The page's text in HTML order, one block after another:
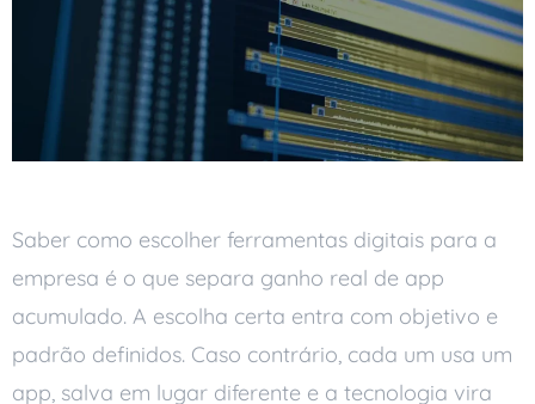
Saber como escolher ferramentas digitais para a
empresa é o que separa ganho real de app
acumulado. A escolha certa entra com objetivo e
padrão definidos. Caso contrário, cada um usa um
app, salva em lugar diferente e a tecnologia vira